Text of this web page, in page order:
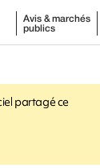
Avis & marchés
publics
partagé ce